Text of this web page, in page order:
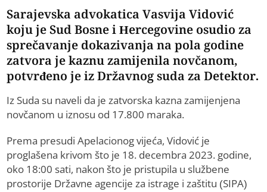
Sarajevska advokatica Vasvija Vidović
koju je Sud Bosne i Hercegovine osudio za
sprečavanje dokazivanja na pola godine
zatvora je kaznu zamijenila novčanom,
potvrđeno je iz Državnog suda za Detektor.
Iz Suda su naveli da je zatvorska kazna zamijenjena
novčanom u iznosu od 17.800 maraka.
Prema presudi Apelacionog vijeća, Vidović je
proglašena krivom što je 18. decembra 2023. godine,
oko 18:00 sati, nakon što je pristupila u službene
prostorije Državne agencije za istrage i zaštitu (SIPA)